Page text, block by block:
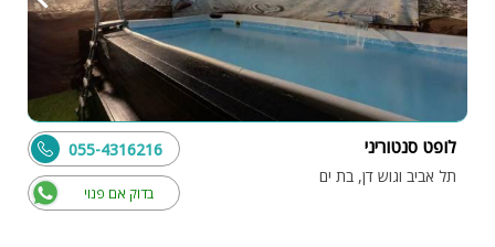
לופט סנטוריני
תל אביב וגוש דן, בת ים
בדוק אם פנוי
055-4316216